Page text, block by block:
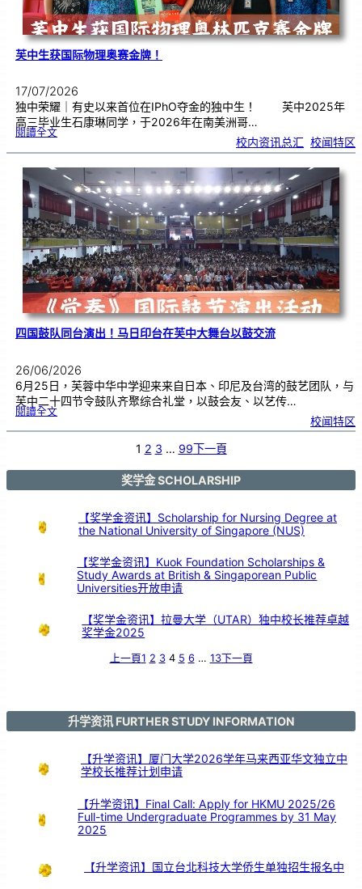
芙中生获国际物理奥赛金牌！
17/07/2026
独中荣耀｜有史以来首位在IPhO夺金的独中生！ 芙中2025年
高三毕业生石康琳同学，于2026年在南美洲哥…
閱讀全文:芙
获
际
物
理
赛
金
牌
！
校内资讯总汇 校闻特区
四国鼓队同台演出！马日印台在芙中大舞台以鼓交流
26/06/2026
6月25日，芙蓉中华中学迎来来自日本、印尼及台湾的鼓艺团队，与
芙中二十四节令鼓队齐聚综合礼堂，以鼓会友、以艺传…
閱讀全文:四
队
日
在
校闻特区
1 2 3 … 99下一頁
奖学金 SCHOLARSHIP
【奖学金资讯】Scholarship for Nursing Degree at
the National University of Singapore (NUS)
【奖学金资讯】Kuok Foundation Scholarships &
Study Awards at British & Singaporean Public
Universities开放申请
【奖学金资讯】拉曼大学（UTAR）独中校长推荐卓越
奖学金2025
上一頁1 2 3 4 5 6 … 13下一頁
升学资讯 FURTHER STUDY INFORMATION
【升学资讯】厦门大学2026学年马来西亚华文独立中
学校长推荐计划申请
【升学资讯】Final Call: Apply for HKMU 2025/26
Full-time Undergraduate Programmes by 31 May
2025
【升学资讯】国立台北科技大学侨生单独招生报名中